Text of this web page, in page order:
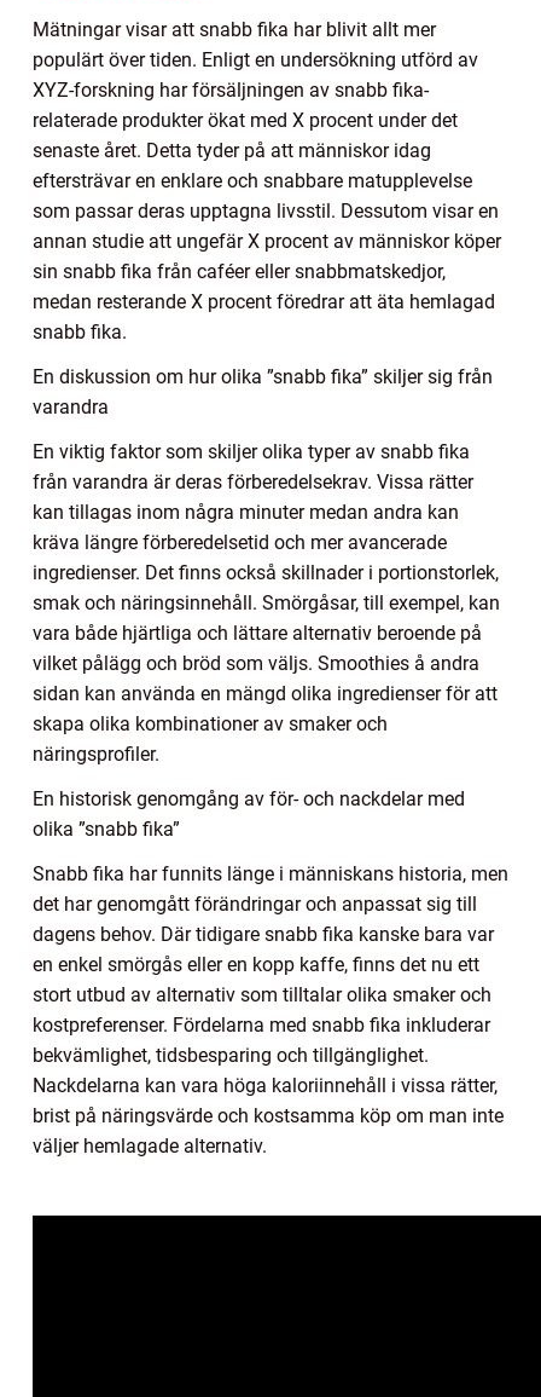
Mätningar visar att snabb fika har blivit allt mer
populärt över tiden. Enligt en undersökning utförd av
XYZ-forskning har försäljningen av snabb fika-
relaterade produkter ökat med X procent under det
senaste året. Detta tyder på att människor idag
eftersträvar en enklare och snabbare matupplevelse
som passar deras upptagna livsstil. Dessutom visar en
annan studie att ungefär X procent av människor köper
sin snabb fika från caféer eller snabbmatskedjor,
medan resterande X procent föredrar att äta hemlagad
snabb fika.
En diskussion om hur olika ”snabb fika” skiljer sig från
varandra
En viktig faktor som skiljer olika typer av snabb fika
från varandra är deras förberedelsekrav. Vissa rätter
kan tillagas inom några minuter medan andra kan
kräva längre förberedelsetid och mer avancerade
ingredienser. Det finns också skillnader i portionstorlek,
smak och näringsinnehåll. Smörgåsar, till exempel, kan
vara både hjärtliga och lättare alternativ beroende på
vilket pålägg och bröd som väljs. Smoothies å andra
sidan kan använda en mängd olika ingredienser för att
skapa olika kombinationer av smaker och
näringsprofiler.
En historisk genomgång av för- och nackdelar med
olika ”snabb fika”
Snabb fika har funnits länge i människans historia, men
det har genomgått förändringar och anpassat sig till
dagens behov. Där tidigare snabb fika kanske bara var
en enkel smörgås eller en kopp kaffe, finns det nu ett
stort utbud av alternativ som tilltalar olika smaker och
kostpreferenser. Fördelarna med snabb fika inkluderar
bekvämlighet, tidsbesparing och tillgänglighet.
Nackdelarna kan vara höga kaloriinnehåll i vissa rätter,
brist på näringsvärde och kostsamma köp om man inte
väljer hemlagade alternativ.